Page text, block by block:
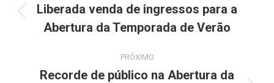
de
post:
Post
anterior:
Liberada venda de ingressos para a
Abertura da Temporada de Verão
PRÓXIMO
Recorde de público na Abertura da